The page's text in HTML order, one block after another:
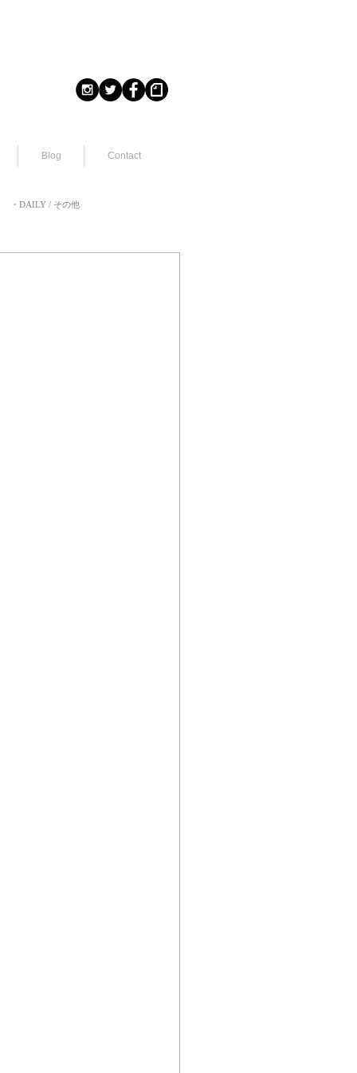
Blog Contact
・DAILY / その他